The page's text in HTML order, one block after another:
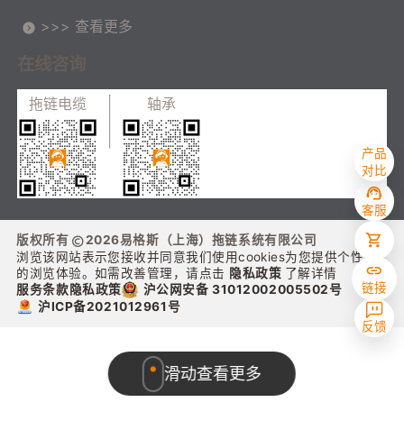
滑动查看更多
>>> 查看更多
拖链电缆 轴承
版权所有 2026易格斯（上海）拖链系统有限公司
浏览该网站表示您接收并同意我们使用cookies为您提供个性化
的浏览体验。如需改善管理，请点击 隐私政策 了解详情
服务条款隐私政策
沪公网安备 31012002005502号
沪ICP备2021012961号
产品
对比
客服
链接
反馈